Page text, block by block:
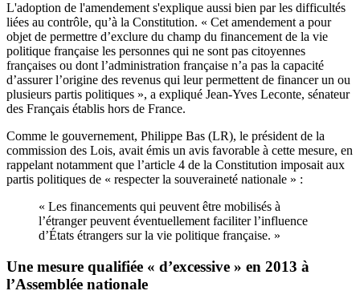
L'adoption de l'amendement s'explique aussi bien par les difficultés
liées au contrôle, qu’à la Constitution. « Cet amendement a pour
objet de permettre d’exclure du champ du financement de la vie
politique française les personnes qui ne sont pas citoyennes
françaises ou dont l’administration française n’a pas la capacité
d’assurer l’origine des revenus qui leur permettent de financer un ou
plusieurs partis politiques », a expliqué Jean-Yves Leconte, sénateur
des Français établis hors de France.
Comme le gouvernement, Philippe Bas (LR), le président de la
commission des Lois, avait émis un avis favorable à cette mesure, en
rappelant notamment que l’article 4 de la Constitution imposait aux
partis politiques de « respecter la souveraineté nationale » :
« Les financements qui peuvent être mobilisés à
l’étranger peuvent éventuellement faciliter l’influence
d’États étrangers sur la vie politique française. »
Une mesure qualifiée « d’excessive » en 2013 à
l’Assemblée nationale